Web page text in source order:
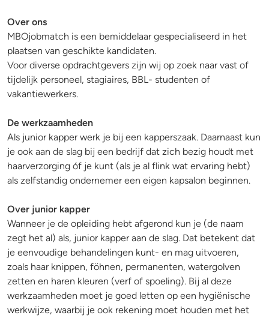
Over ons
MBOjobmatch is een bemiddelaar gespecialiseerd in het
plaatsen van geschikte kandidaten.
Voor diverse opdrachtgevers zijn wij op zoek naar vast of
tijdelijk personeel, stagiaires, BBL- studenten of
vakantiewerkers.
De werkzaamheden
Als junior kapper werk je bij een kapperszaak. Daarnaast kun
je ook aan de slag bij een bedrijf dat zich bezig houdt met
haarverzorging óf je kunt (als je al flink wat ervaring hebt)
als zelfstandig ondernemer een eigen kapsalon beginnen.
Over junior kapper
Wanneer je de opleiding hebt afgerond kun je (de naam
zegt het al) als, junior kapper aan de slag. Dat betekent dat
je eenvoudige behandelingen kunt- en mag uitvoeren,
zoals haar knippen, föhnen, permanenten, watergolven
zetten en haren kleuren (verf of spoeling). Bij al deze
werkzaamheden moet je goed letten op een hygiënische
werkwijze, waarbij je ook rekening moet houden met het